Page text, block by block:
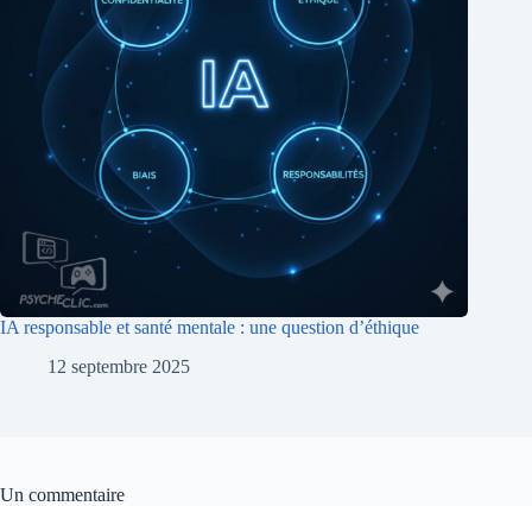
IA responsable et santé mentale : une question d’éthique
12 septembre 2025
Un commentaire